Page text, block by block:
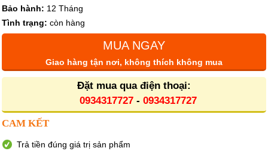
Bảo hành: 12 Tháng
Tình trạng: còn hàng
MUA NGAY
Giao hàng tận nơi, không thích không mua
Đặt mua qua điện thoại:
0934317727- 0934317727
CAM KẾT
Trả tiền đúng giá trị sản phẩm